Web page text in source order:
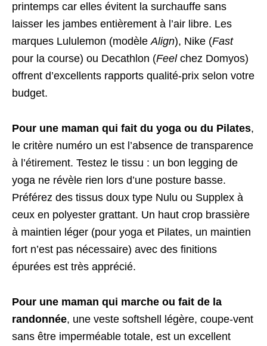
printemps car elles évitent la surchauffe sans
laisser les jambes entièrement à l’air libre. Les
marques Lululemon (modèleAlign), Nike (Fast
pour la course) ou Decathlon (Feelchez Domyos)
offrent d’excellents rapports qualité-prix selon votre
budget.
Pour une maman qui fait du yoga ou du Pilates,
le critère numéro un est l’absence de transparence
à l’étirement. Testez le tissu : un bon legging de
yoga ne révèle rien lors d’une posture basse.
Préférez des tissus doux type Nulu ou Supplex à
ceux en polyester grattant. Un haut crop brassière
à maintien léger (pour yoga et Pilates, un maintien
fort n’est pas nécessaire) avec des finitions
épurées est très apprécié.
Pour une maman qui marche ou fait de la
randonnée, une veste softshell légère, coupe-vent
sans être imperméable totale, est un excellent